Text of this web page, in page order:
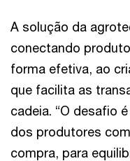
A solução da
conectando
forma efetiva, ao
que facilita as
cadeia. “O desafio
dos produtores
compra, para